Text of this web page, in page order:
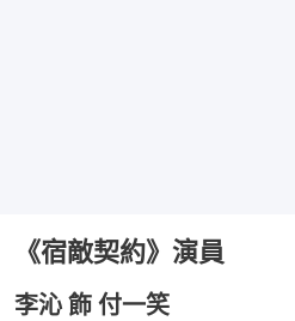
《宿敵契約》演員
李沁 飾 付一笑